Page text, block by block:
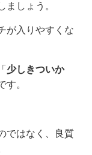
ましょう。
が入りやすくな
少しきついか
す。
ではなく、良質